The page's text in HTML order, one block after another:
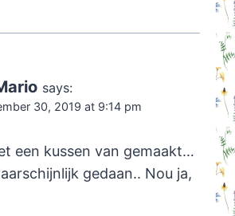
says:
30, 2019 at 9:14 pm
een kussen van gemaakt…
gedaan.. Nou ja,